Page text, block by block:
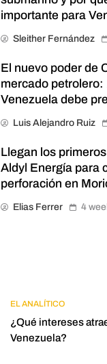
importante para
Sleither Fernández
El nuevo poder de
mercado petrolero:
Venezuela debe
Luis Alejandro Ruiz
Llegan los
Aldyl Energía para
perforación en
Elias Ferrer 4
EL ANALÍTICO
¿Qué intereses
Venezuela?